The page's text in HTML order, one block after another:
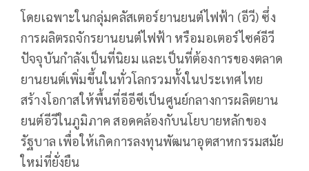
โดยเฉพาะในกลุ่มคลัสเตอร์ยานยนต์ไฟฟ้า (อีวี) ซึ่ง
การผลิตรถจักรยานยนต์ไฟฟ้า หรือมอเตอร์ไซค์อีวี
ปัจจุบันกำลังเป็นที่นิยม และเป็นที่ต้องการของตลาด
ยานยนต์เพิ่มขึ้นในทั่วโลกรวมทั้งในประเทศไทย
สร้างโอกาสให้พื้นที่อีอีซีเป็นศูนย์กลางการผลิตยาน
ยนต์อีวีในภูมิภาค สอดคล้องกับนโยบายหลักของ
รัฐบาล เพื่อให้เกิดการลงทุนพัฒนาอุตสาหกรรมสมัย
ใหม่ที่ยั่งยืน